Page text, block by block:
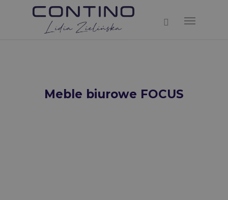
Meble biurowe FOCUS